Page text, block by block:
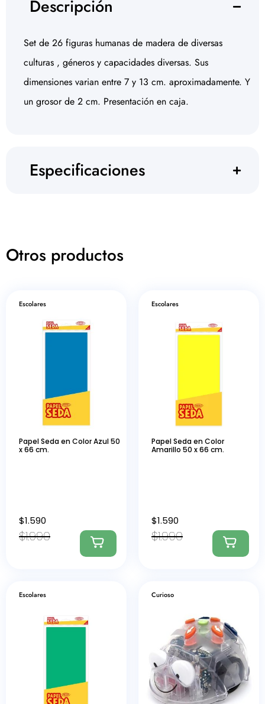
Descripción
Set de 26 figuras humanas de madera de diversas
culturas , géneros y capacidades diversas. Sus
dimensiones varian entre 7 y 13 cm. aproximadamente. Y
un grosor de 2 cm. Presentación en caja.
Especificaciones
Otros productos
Escolares
Papel Seda en Color Azul 50
x 66 cm.
$1.990
$1.590
Escolares
Papel Seda en Color
Amarillo 50 x 66 cm.
$1.990
$1.590
Escolares Curioso